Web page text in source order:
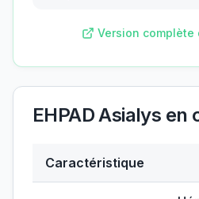
Version complète
EHPAD Asialys en
Caractéristique